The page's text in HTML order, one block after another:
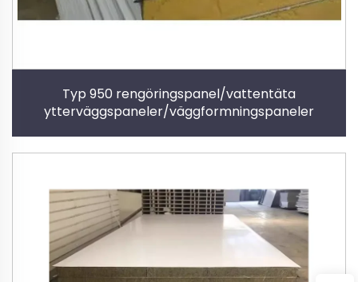
Typ 950 rengöringspanel/vattentäta
ytterväggspaneler/väggformningspaneler